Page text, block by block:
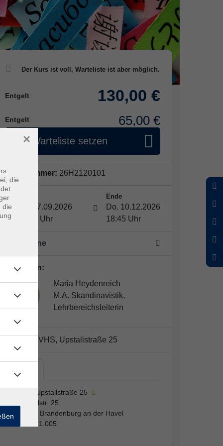
Entgelt 130,00 €
Entgelt 65,00 €
Auf Warteliste setzen
Kursnummer: 26H2120101
Do. 17.09.2026
17:15 Uhr
Ende
Do. 10.12.2026
18:45 Uhr
10 Termine
Dozent*in:
Maria Heydenreich
M.A. Skandinavistik,
Lehrbereichsleiterin
VHS, Upstallstraße 25
VHS, Upstallstraße 25
Upstallstr. 25
14772 Brandenburg an der Havel
Raum 1.005
die
die
×